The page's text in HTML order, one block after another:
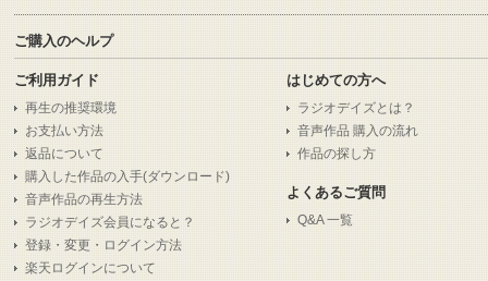
ご購入のヘルプ
ご利用ガイド
再生の推奨環境
お支払い方法
返品について
購入した作品の入手(ダウンロード)
音声作品の再生方法
ラジオデイズ会員になると？
登録・変更・ログイン方法
楽天ログインについて
はじめての方へ
ラジオデイズとは？
音声作品 購入の流れ
作品の探し方
よくあるご質問
Q&A 一覧